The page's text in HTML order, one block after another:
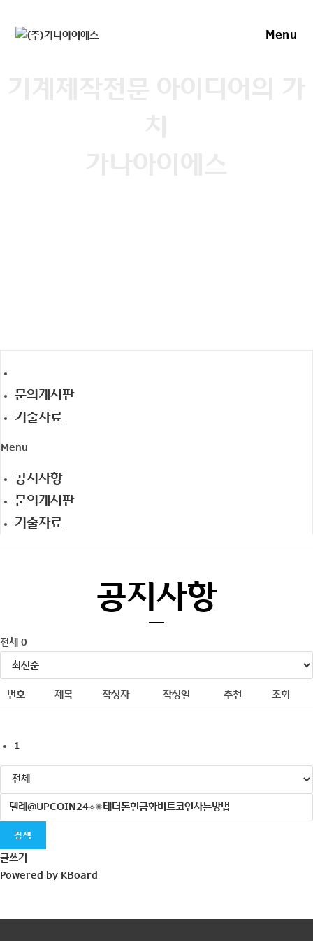
content
Menu
문의게시판
기술자료
Menu
공지사항
문의게시판
기술자료
공지사항
전체 0
번호 제목 작성자 작성일 추천 조회
1
검색
글쓰기
Powered by KBoard